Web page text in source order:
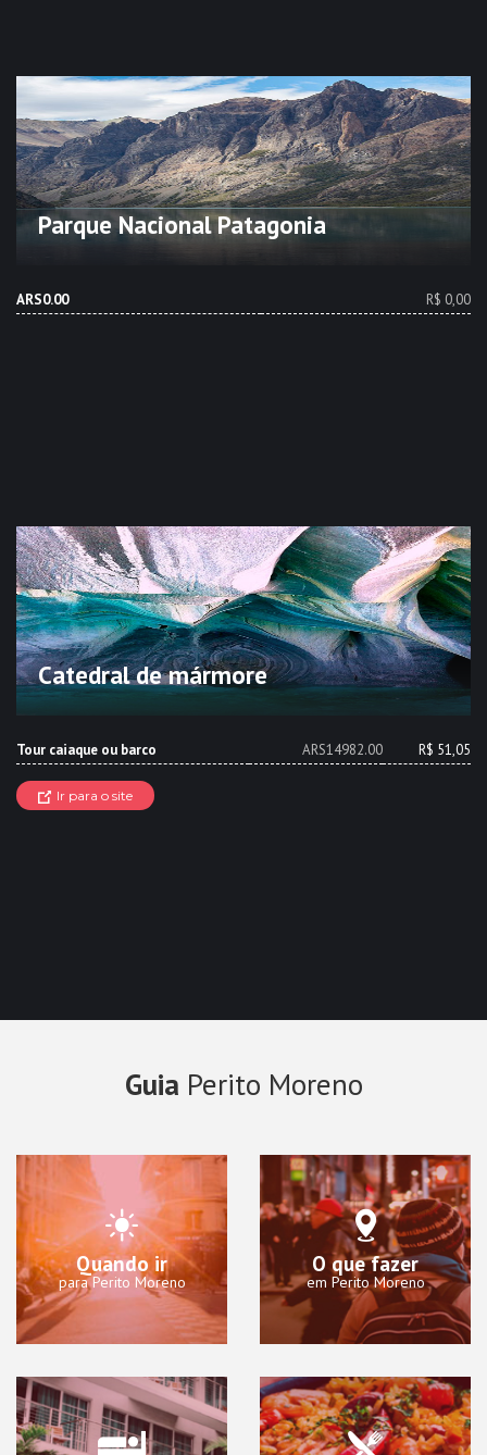
Parque Nacional Patagonia
ARS0.00 R$ 0,00
Catedral de mármore
Tour caiaque ou barco ARS14982.00 R$ 51,05
Ir para o site
Guia Perito Moreno
Quando ir
para Perito Moreno
O que fazer
em Perito Moreno